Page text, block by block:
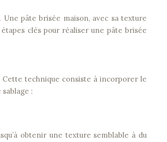
pâte brisée maison, avec sa texture
clés pour réaliser une pâte brisée
technique consiste à incorporer le
:
obtenir une texture semblable à du